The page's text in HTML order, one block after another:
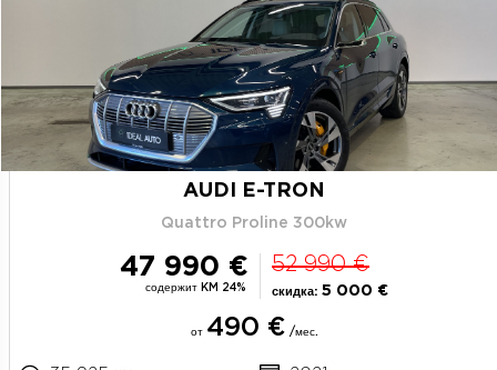
AUDI E-TRON
Quattro Proline 300kw
47 990 €
содержит KM 24%
52 990 €
скидка: 5 000 €
от 490 € /мес.